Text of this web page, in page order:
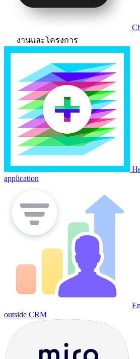
งานและโครงการ
application
outside CRM